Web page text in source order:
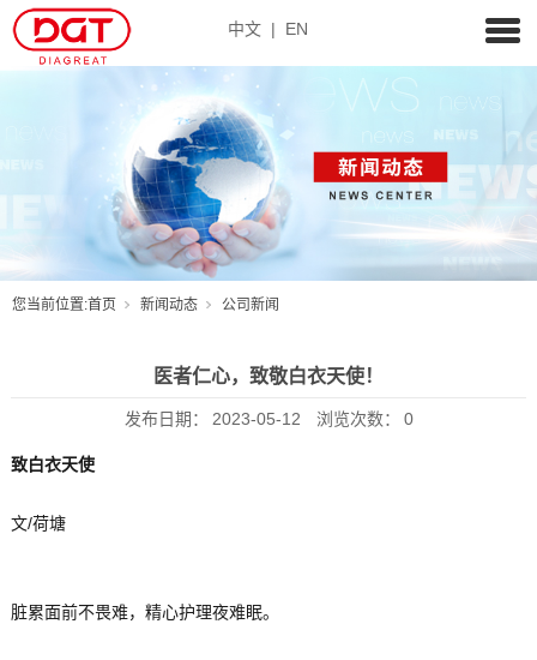
中文 | EN
您当前位置:首页 新闻动态 公司新闻
医者仁心，致敬白衣天使！
发布日期： 2023-05-12 浏览次数： 0
致白衣天使
文/荷塘
脏累面前不畏难，精心护理夜难眠。